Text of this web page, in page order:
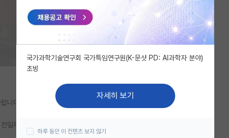
니다!
일제 학위와 얼만큼 차이가 있는지 궁금해서 글 남깁니다.
국가과학기술연구회 국가특임연구원(K-문샷 PD: AI과학자 분야)
초빙
자세히 보기
하루 동안 이 컨텐츠 보지 않기